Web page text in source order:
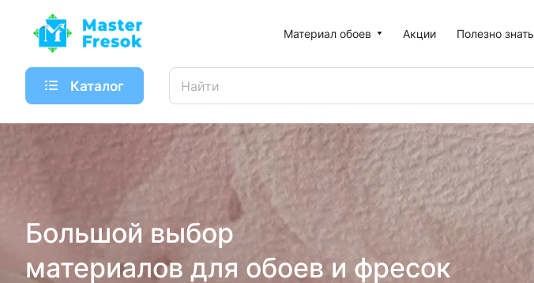
Материал обоев Акции Полезно знать
Каталог
Большой выбор
материалов для обоев и фресок